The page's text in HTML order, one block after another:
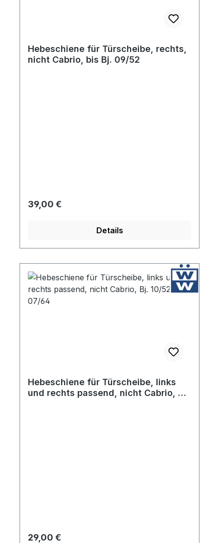
Hebeschiene für Türscheibe, rechts,
nicht Cabrio, bis Bj. 09/52
Regulärer Preis:
39,00 €
Details
Hebeschiene für Türscheibe, links
und rechts passend, nicht Cabrio, Bj.
Regulärer Preis:
29,00 €